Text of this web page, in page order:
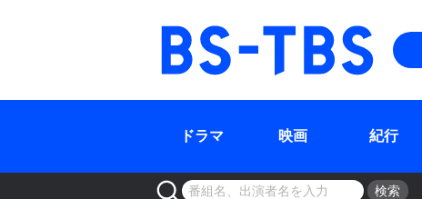
ドラマ 映画 紀行
検索